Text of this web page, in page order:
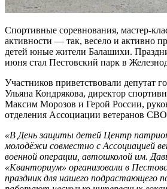
Спортивные соревнования, мастер-
активности — так, весело и активно
детей юные жители Балашихи.
июня стал Пестовский парк в
Участников приветствовали депутат
Ульяна Кондрякова, директор
Максим Морозов и Герой России,
отделения Ассоциации ветеранов
«В День защиты детей Центр
молодёжи совместно с Ассоциацией
военной операции, автошколой им.
«Кванториум» организовали в
праздник для нашего подрастающего